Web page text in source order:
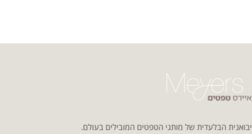
הבלעדית של מותגי הטפטים המובילים בעולם.